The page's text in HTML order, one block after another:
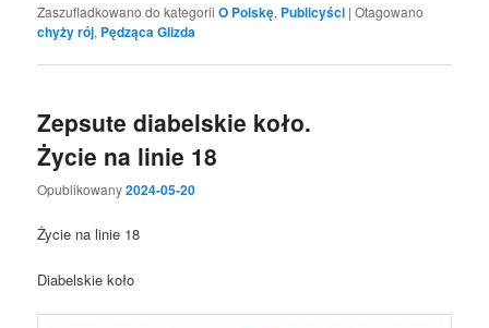
Zaszufladkowano do kategorii O Polskę, Publicyści |Otagowano
chyży rój, Pędząca Glizda
Zepsute diabelskie koło.
Życie na linie 18
Opublikowany2024-05-20
Życie na linie 18
Diabelskie koło